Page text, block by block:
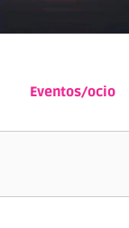
Eventos/ocio